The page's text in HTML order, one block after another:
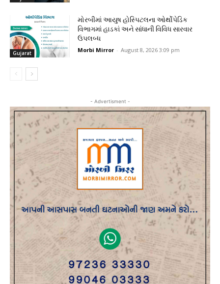
Gujarat
મોરબીમાં આયુષ હોસ્પિટલના ઓર્થોપેડિક
વિભાગમાં હાડકાં અને સાંધાની વિવિધ સારવાર
ઉપલબ્ધ
Morbi Mirror - August 8, 2026 3:09 pm
- Advertisment -